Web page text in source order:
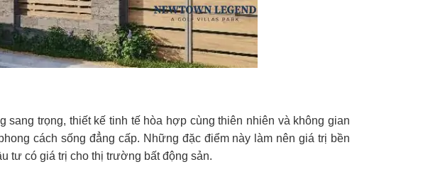
trọng, thiết kế tinh tế hòa hợp cùng thiên nhiên và không gian
cách sống đẳng cấp. Những đặc điểm này làm nên giá trị bền
tư có giá trị cho thị trường bất động sản.